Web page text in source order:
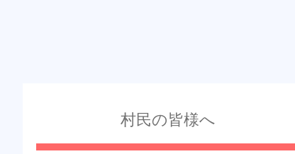
村民の皆様へ